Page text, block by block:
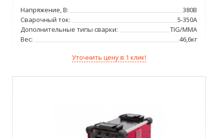
Напряжение, В:
380В
Сварочный ток:
5-350А
Дополнительные типы сварки:
TIG/MMA
Вес:
46,6кг
Уточнить цену в 1 клик!